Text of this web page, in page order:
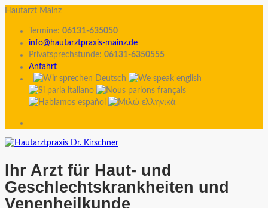
Hautarzt Mainz
Termine: 06131-635050
info@hautarztpraxis-mainz.de
Privatsprechstunde: 06131-6350555
Anfahrt
Ihr Arzt für Haut- und
Geschlechtskrankheiten und
Venenheilkunde